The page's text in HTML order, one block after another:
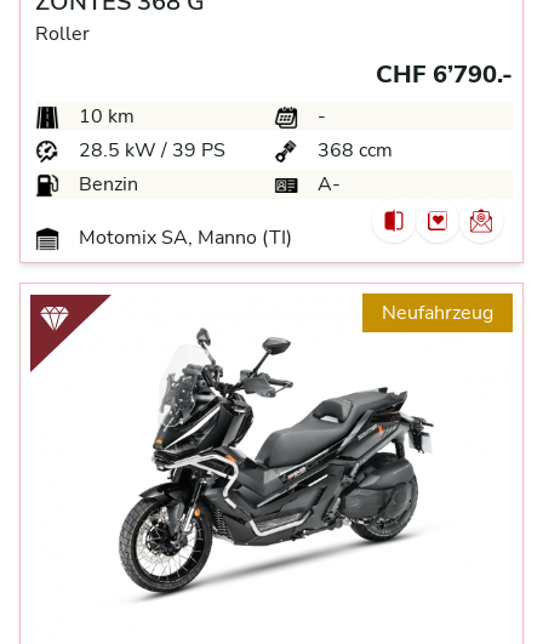
Roller
CHF 6’790.-
10 km
-
28.5 kW / 39 PS
368 ccm
Benzin
A-
Motomix SA, Manno (TI)
Neufahrzeug